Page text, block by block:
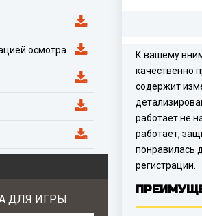
К вашему
качественно
содержит
работает не
работает,
понравилась
регистрации.
осмотра
ДЛЯ ИГРЫ